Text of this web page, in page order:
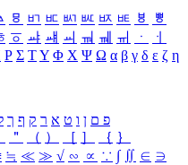
ㅱ ㅲ ㅳ ㅴ ㅵ ㅶ ㅷ ㅸ
ㅹ
ㆆ ㆇ ㆈ ㆉ ㆊ ㆋ ㆌ ㆍ
ㆎ
Ρ Σ ΤΥ Φ Χ Ψ Ω α β γ δ ε ζ η
פ ם ן ו ט א ר ק ף ך
＂ （ ） ［ ］ ｛ ｝
≒ ≪ ≫ √ ∽ ∝ ∵ ∫ ∬ ∈ ∋